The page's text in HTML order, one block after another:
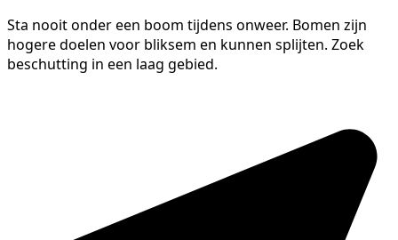
Sta nooit onder een boom tijdens onweer. Bomen zijn
hogere doelen voor bliksem en kunnen splijten. Zoek
beschutting in een laag gebied.